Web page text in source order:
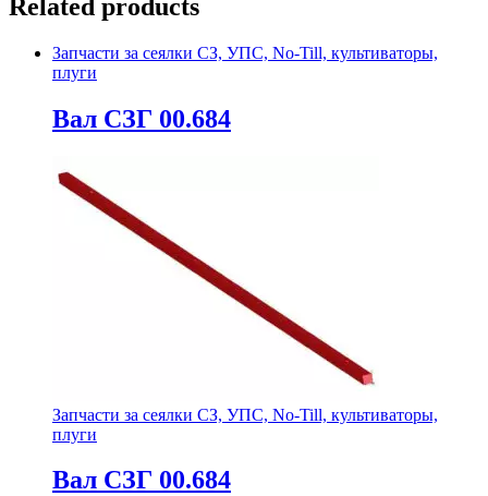
Related products
Запчасти за сеялки СЗ, УПС, No-Till, культиваторы,
плуги
Вал СЗГ 00.684
Запчасти за сеялки СЗ, УПС, No-Till, культиваторы,
плуги
Вал СЗГ 00.684